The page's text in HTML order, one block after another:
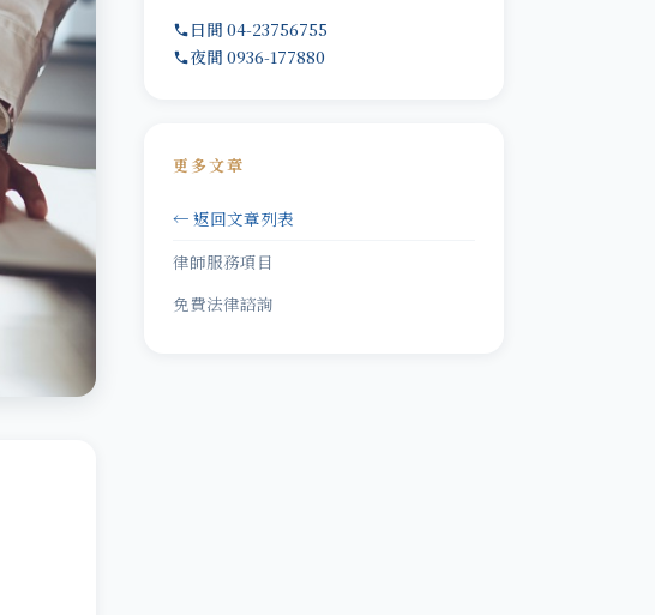
日間 04-23756755
夜間 0936-177880
更多文章
← 返回文章列表
律師服務項目
免費法律諮詢